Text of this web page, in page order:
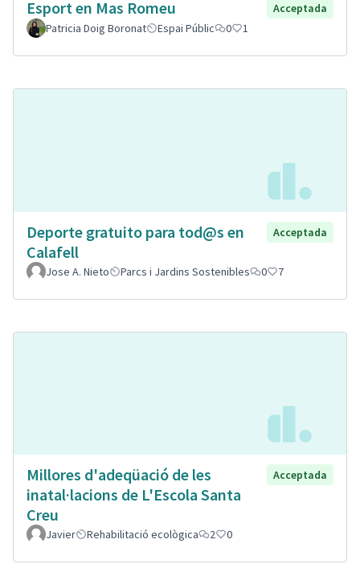
Esport en Mas Romeu
Acceptada
Patricia Doig Boronat
Espai Públic 0 1
Deporte gratuito para tod@s en
Calafell
Acceptada
Jose A. Nieto Parcs i Jardins Sostenibles 0 7
Millores d'adeqüació de les
inatal·lacions de L'Escola Santa
Creu
Acceptada
Javier Rehabilitació ecològica 2 0